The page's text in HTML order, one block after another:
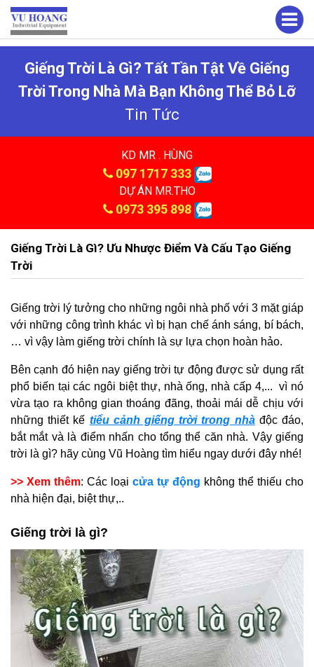
Giếng Trời Là Gì? Tất Tần Tật Về Giếng
Trời Trong Nhà Mà Bạn Không Thể Bỏ Lỡ
Tin Tức
KD MR . HÙNG
097 1717 333
DỰ ÁN MR.THO
0973 395 898
Giếng Trời Là Gì? Ưu Nhược Điểm Và Cấu Tạo Giếng
Trời
Giếng trời lý tưởng cho những ngôi nhà phố với 3 mặt giáp
với những công trình khác vì bị hạn chế ánh sáng, bí bách,
… vì vậy làm giếng trời chính là sự lựa chọn hoàn hảo.
Bên cạnh đó hiện nay giếng trời tự động được sử dụng rất
phổ biến tại các ngôi biệt thự, nhà ống, nhà cấp 4,... vì nó
vừa tạo ra không gian thoáng đãng, thoải mái dễ chịu với
những thiết kế tiểu cảnh giếng trời trong nhàđộc đáo,
bắt mắt và là điểm nhấn cho tổng thể căn nhà. Vậy giếng
trời là gì? hãy cùng Vũ Hoàng tìm hiểu ngay dưới đây nhé!
>> Xem thêm: Các loại cửa tự động không thể thiếu cho
nhà hiện đại, biệt thự,..
Giếng trời là gì?